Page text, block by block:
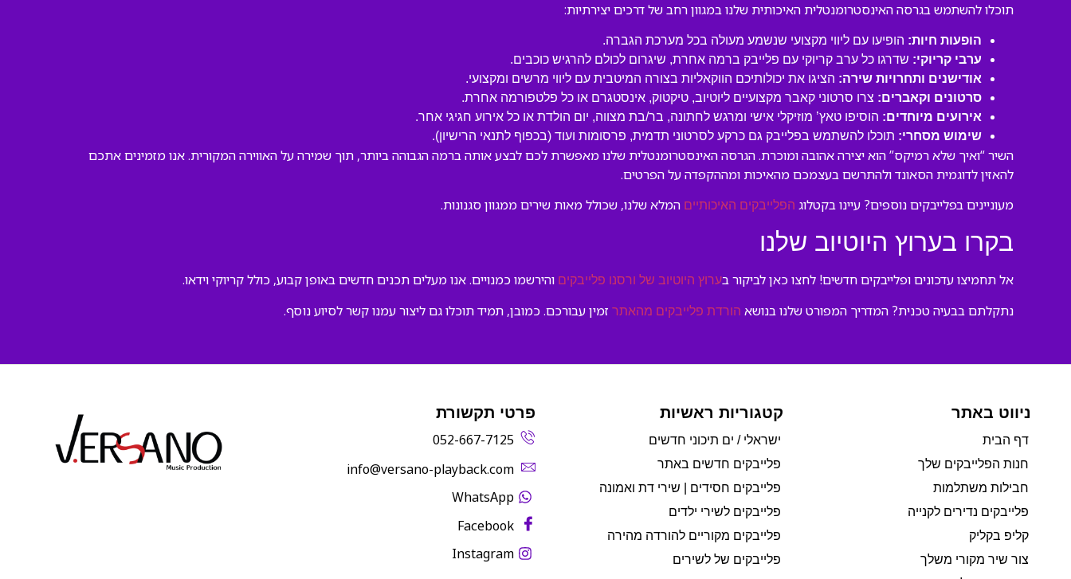
תוכלו להשתמש בגרסה האינסטרומנטלית האיכותית שלנו במגוון רחב של דרכים יצירתיות:
הופעות חיות: הופיעו עם ליווי מקצועי שנשמע מעולה בכל מערכת הגברה.
ערבי קריוקי: שדרגו כל ערב קריוקי עם פלייבק ברמה אחרת, שיגרום לכולם להרגיש כוכבים.
אודישנים ותחרויות שירה: הציגו את יכולותיכם הווקאליות בצורה המיטבית עם ליווי מרשים ומקצועי.
סרטונים וקאברים: צרו סרטוני קאבר מקצועיים ליוטיוב, טיקטוק, אינסטגרם או כל פלטפורמה אחרת.
אירועים מיוחדים: הוסיפו טאץ’ מוזיקלי אישי ומרגש לחתונה, בר/בת מצווה, יום הולדת או כל אירוע חגיגי אחר.
שימוש מסחרי: תוכלו להשתמש בפלייבק גם כרקע לסרטוני תדמית, פרסומות ועוד (בכפוף לתנאי הרישיון).
השיר “ואיך שלא רמיקס” הוא יצירה אהובה ומוכרת. הגרסה האינסטרומנטלית שלנו מאפשרת לכם לבצע אותה ברמה הגבוהה ביותר, תוך שמירה על האווירה המקורית. אנו מזמינים אתכם
להאזין לדוגמית הסאונד ולהתרשם בעצמכם מהאיכות ומההקפדה על הפרטים.
מעוניינים בפלייבקים נוספים? עיינו בקטלוג הפלייבקים האיכותיים המלא שלנו, שכולל מאות שירים ממגוון סגנונות.
בקרו בערוץ היוטיוב שלנו
אל תחמיצו עדכונים ופלייבקים חדשים! לחצו כאן לביקור בערוץ היוטיוב של ורסנו פלייבקים והירשמו כמנויים. אנו מעלים תכנים חדשים באופן קבוע, כולל קריוקי וידאו.
נתקלתם בבעיה טכנית? המדריך המפורט שלנו בנושא הורדת פלייבקים מהאתר זמין עבורכם. כמובן, תמיד תוכלו גם ליצור עמנו קשר לסיוע נוסף.
ניווט באתר
דף הבית
חנות הפלייבקים שלך
חבילות משתלמות
פלייבקים נדירים לקנייה
קליפ בקליק
צור שיר מקורי משלך
קטגוריות ראשיות
ישראלי / ים תיכוני חדשים
פלייבקים חדשים באתר
פלייבקים חסידים | שירי דת ואמונה
פלייבקים לשירי ילדים
פלייבקים מקוריים להורדה מהירה
פלייבקים של לשירים
פרטי תקשורת
052-667-7125
‫info@versano-playback.com‬
WhatsApp
Facebook
Instagram